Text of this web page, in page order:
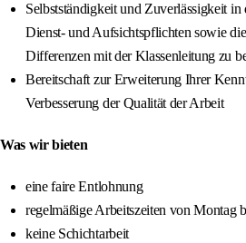
Selbstständigkeit und Zuverlässigkeit in
Dienst- und Aufsichtspflichten sowie
Differenzen mit der Klassenleitung zu
Bereitschaft zur Erweiterung Ihrer
Verbesserung der Qualität der Arbeit
Was wir bieten
eine faire Entlohnung
regelmäßige Arbeitszeiten von Montag
keine Schichtarbeit